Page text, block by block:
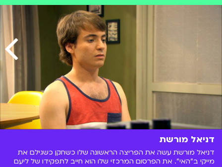
דניאל מורשת
דניאל מורשת עשה את הפריצה הראשונה שלו כשחקן כשגילם את
מייקי ב"האי". את הפרסום המרכזי שלו הוא חייב לתפקידו של ליעם